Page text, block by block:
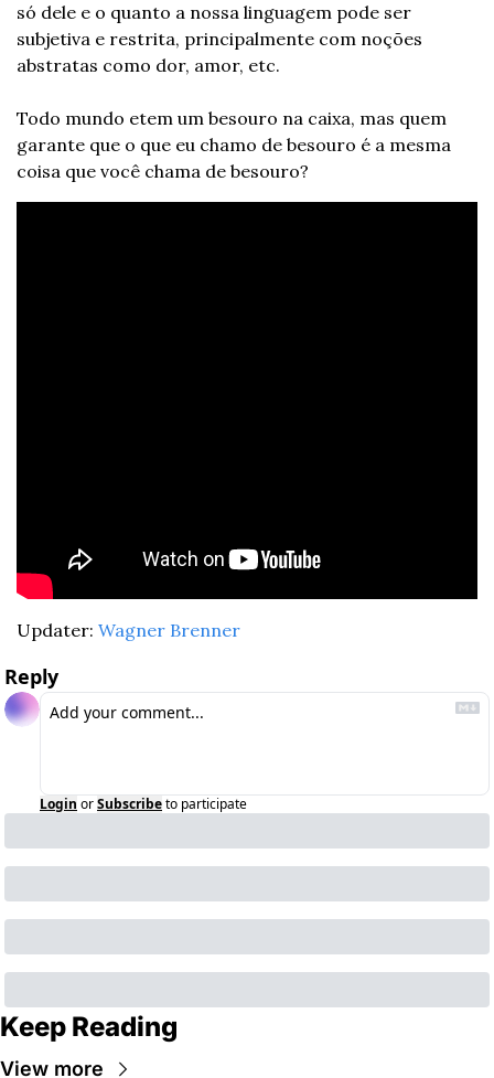
só dele e o quanto a nossa linguagem pode ser
subjetiva e restrita, principalmente com noções
abstratas como dor, amor, etc.
Todo mundo etem um besouro na caixa, mas quem
garante que o que eu chamo de besouro é a mesma
coisa que você chama de besouro?
Updater: Wagner Brenner
Reply
Login orSubscribeto participate
Keep Reading
View more